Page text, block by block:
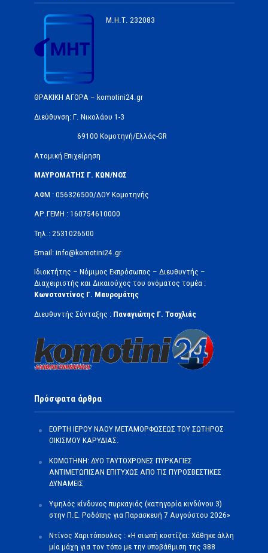
Μ.Η.Τ. 232083
ΘΡΑΚΙΚΗ ΑΓΟΡΑ – komotini24.gr
Διεύθυνση: Γ. Νικολάου 1-3
69100 Κομοτηνή/Ελλάς-GR
Ατομική Επιχείρηση
ΜΑΥΡΟΜΑΤΗΣ Γ. ΚΩΝ/ΝΟΣ
ΑΦΜ : 056326500/ΔOΥ Κομοτηνής
ΑΡ.ΓΕΜΗ : 160754610000
Τηλ.: 2531026500
Email: info@komotini24.gr
Ιδιοκτήτης – Νόμιμος Εκπρόσωπος – Διευθυντής –
Διαχειριστής και Δικαιούχος του ονόματος τομέα :
Κωνσταντίνος Γ. Μαυρομάτης
Διευθυντής Σύνταξης : Παναγιώτης Γ. Τσοχλιάς
Πρόσφατα άρθρα
ΕΟΡΤΗ ΙΕΡΟΥ ΝΑΟΥ ΜΕΤΑΜΟΡΦΩΣΕΩΣ ΤΟΥ ΣΩΤΗΡΟΣ
ΟΙΚΙΣΜΟΥ ΚΑΡΥΔΙΑΣ.
ΚΟΜΟΤΗΝΗ: ΔΥΟ ΤΑΥΤΟΧΡΟΝΕΣ ΠΥΡΚΑΓΙΕΣ
ΑΝΤΙΜΕΤΩΠΙΣΑΝ ΕΠΙΤΥΧΩΣ ΑΠΟ ΤΙΣ ΠΥΡΟΣΒΕΣΤΙΚΕΣ
ΔΥΝΑΜΕΙΣ
Υψηλός κίνδυνος πυρκαγιάς (κατηγορία κινδύνου 3)
στην Π.Ε. Ροδόπης για Παρασκευή 7 Αυγούστου 2026»
Ντίνος Χαριτόπουλος : «Η σιωπή κοστίζει: Χάθηκε άλλη
μία μάχη για τον τόπο με την υποβάθμιση της 388